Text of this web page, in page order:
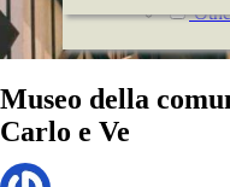
Museo della
Carlo e Ve